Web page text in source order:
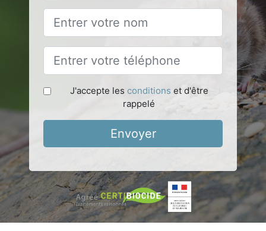
J'accepte les conditions et d'être
rappelé
Envoyer